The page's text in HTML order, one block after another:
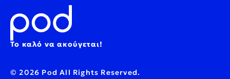
Το καλό να ακούγεται!
© 2026 Pod All Rights Reserved.